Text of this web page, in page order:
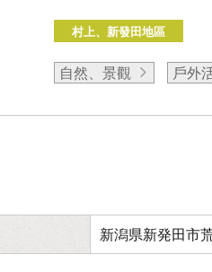
村上、新發田地區
自然、景觀 戶外
新潟県新発田市